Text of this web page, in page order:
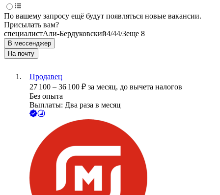
По вашему запросу ещё будут появляться новые вакансии.
Присылать вам?
специалистАли-Бердуковский4/44/3еще 8
В мессенджер
На почту
Продавец
27 100 – 36 100 ₽ за месяц, до вычета налогов
Без опыта
Выплаты: Два раза в месяц